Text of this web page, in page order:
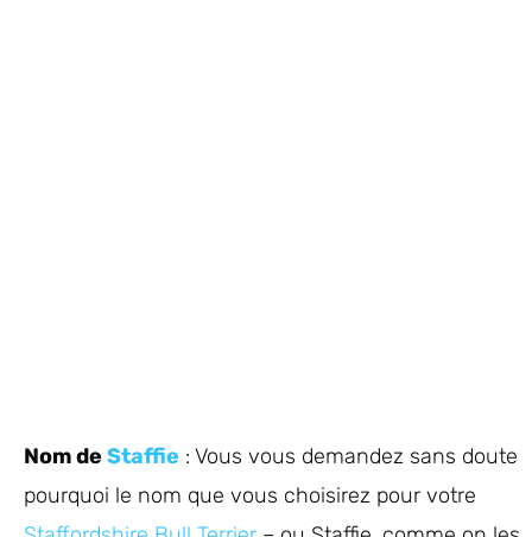
Nom de Staffie : Vous vous demandez sans doute
pourquoi le nom que vous choisirez pour votre